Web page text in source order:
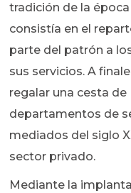
tradición de la
consistía en el
parte del patrón a
sus servicios. A
regalar una cesta
departamentos de
mediados del siglo
sector privado.
Mediante la